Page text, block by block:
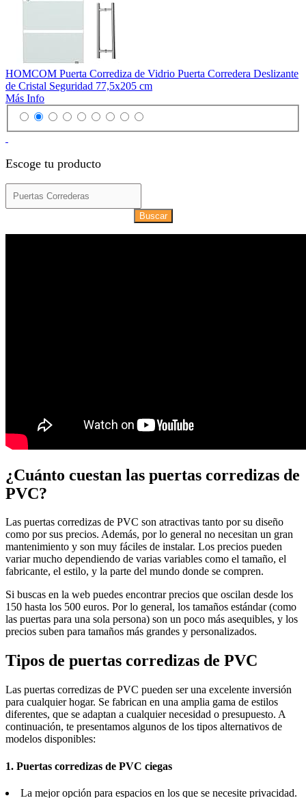
HOMCOM Puerta Corrediza de Vidrio Puerta Corredera Deslizante
de Cristal Seguridad 77,5x205 cm
Más Info
Escoge tu producto
Buscar
¿Cuánto cuestan las puertas corredizas de
PVC?
Las puertas corredizas de PVC son atractivas tanto por su diseño
como por sus precios. Además, por lo general no necesitan un gran
mantenimiento y son muy fáciles de instalar. Los precios pueden
variar mucho dependiendo de varias variables como el tamaño, el
fabricante, el estilo, y la parte del mundo donde se compren.
Si buscas en la web puedes encontrar precios que oscilan desde los
150 hasta los 500 euros. Por lo general, los tamaños estándar (como
las puertas para una sola persona) son un poco más asequibles, y los
precios suben para tamaños más grandes y personalizados.
Tipos de puertas corredizas de PVC
Las puertas corredizas de PVC pueden ser una excelente inversión
para cualquier hogar. Se fabrican en una amplia gama de estilos
diferentes, que se adaptan a cualquier necesidad o presupuesto. A
continuación, te presentamos algunos de los tipos alternativos de
modelos disponibles:
1. Puertas corredizas de PVC ciegas
La mejor opción para espacios en los que se necesite privacidad.